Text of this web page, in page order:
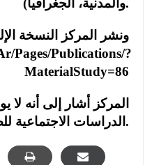
والمدنية، الجغرافيا).
ونشر المركز النسخة
Pages/Publications/?
MaterialStudy=86
المركز أشار إلى أنه
الدراسات الاجتماعية للصفوف الأخرى هذا العام.